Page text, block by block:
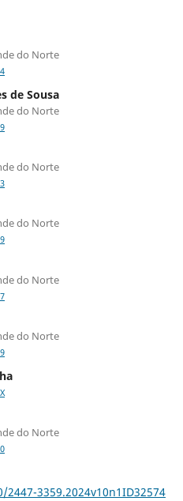
do Norte
de Sousa
do Norte
do Norte
do Norte
do Norte
do Norte
do Norte
3359.2024v10n1ID32574